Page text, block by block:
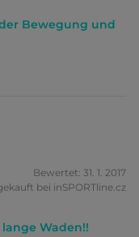
Bewegung und
Bewertet: 31. 1. 2017
bei inSPORTline.cz
Waden!!